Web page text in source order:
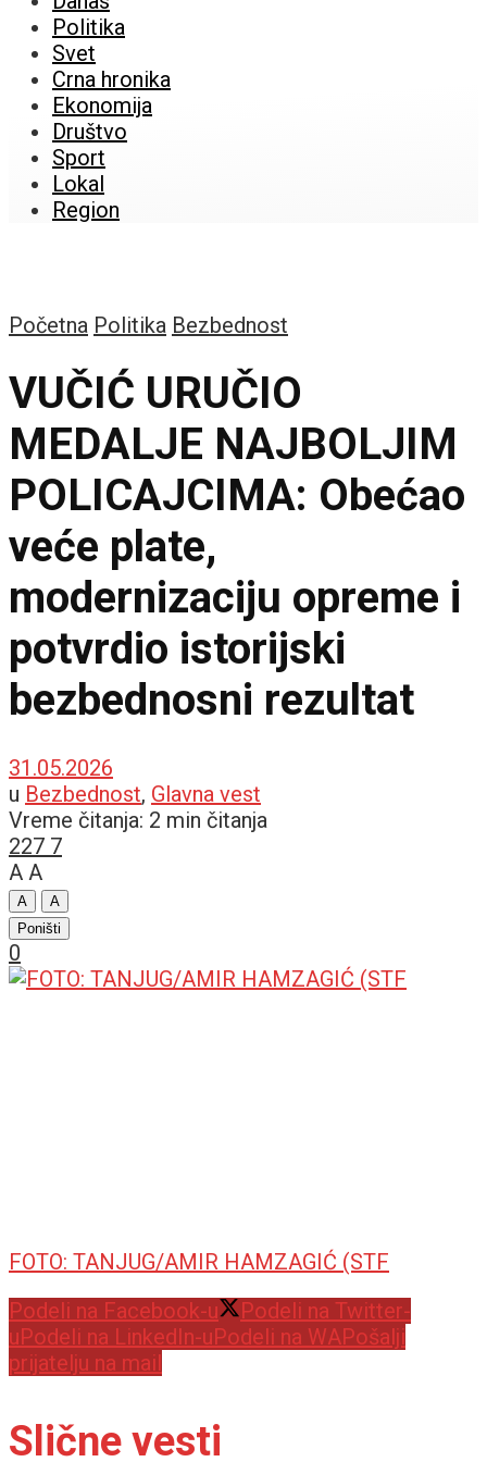
Politika
Svet
Crna hronika
Ekonomija
Društvo
Sport
Lokal
Region
Početna Politika Bezbednost
VUČIĆ URUČIO
MEDALJE NAJBOLJIM
POLICAJCIMA: Obećao
veće plate,
modernizaciju opreme i
potvrdio istorijski
bezbednosni rezultat
31.05.2026
u Bezbednost, Glavna vest
Vreme čitanja: 2 min čitanja
227 7
A A
A
A
Poništi
0
FOTO: TANJUG/AMIR HAMZAGIĆ (STF
Podeli na Facebook-u
Podeli na Twitter-
uPodeli na LinkedIn-uPodeli na WAPošalji
prijatelju na mail
Slične vesti